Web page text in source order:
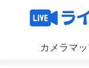
カメラマ